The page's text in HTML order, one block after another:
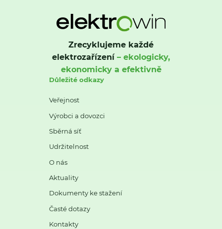
Zrecyklujeme každé
elektrozařízení– ekologicky,
ekonomicky a efektivně
Důležité odkazy
Veřejnost
Výrobci a dovozci
Sběrná síť
Udržitelnost
O nás
Aktuality
Dokumenty ke stažení
Časté dotazy
Kontakty